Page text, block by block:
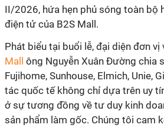
II/2026, hứa hẹn phủ sóng toàn bộ
điện tử của B2S Mall.
Phát biểu tại buổi lễ, đại diện đơn vị
Mall ông Nguyễn Xuân Đường chia
Fujihome, Sunhouse, Elmich, Unie,
tác quốc tế không chỉ dựa trên uy
ở sự tương đồng về tư duy kinh
sản phẩm làm gốc. Chúng tôi cam